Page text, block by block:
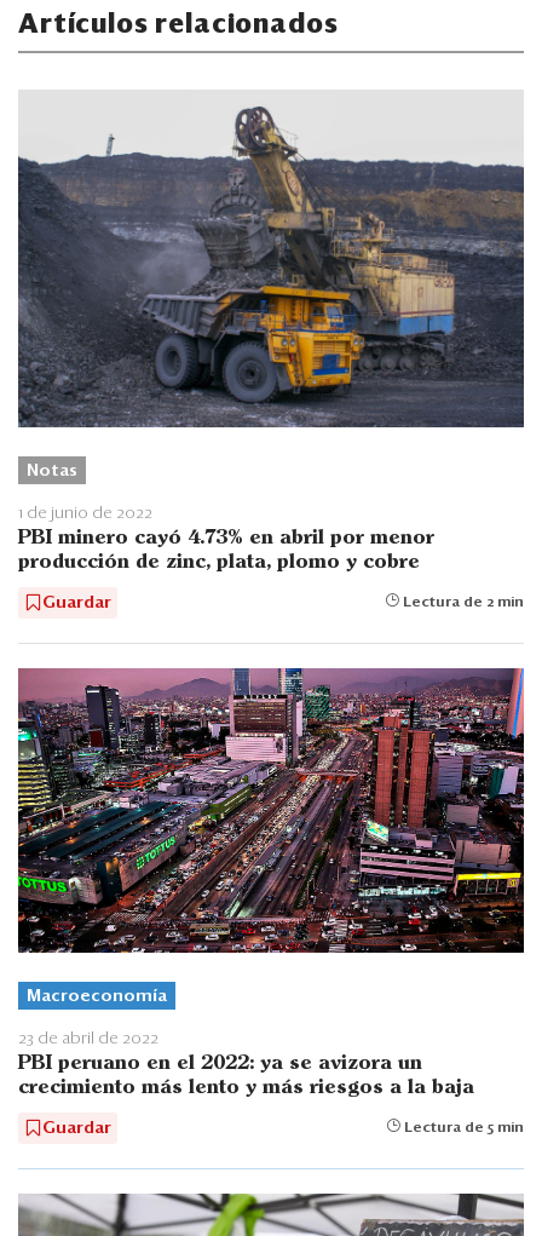
Artículos relacionados
Notas
1 de junio de 2022
PBI minero cayó 4.73% en abril por menor
producción de zinc, plata, plomo y cobre
Guardar Lectura de 2 min
Macroeconomía
23 de abril de 2022
PBI peruano en el 2022: ya se avizora un
crecimiento más lento y más riesgos a la baja
Guardar Lectura de 5 min